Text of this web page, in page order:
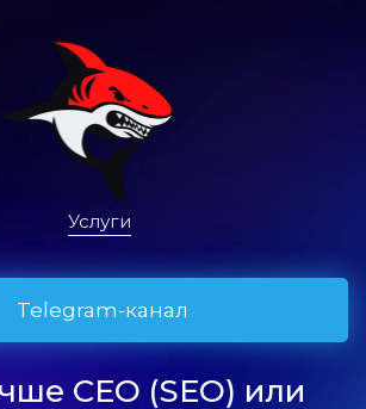
Услуги
Telegram-канал
СЕО (SEO) или